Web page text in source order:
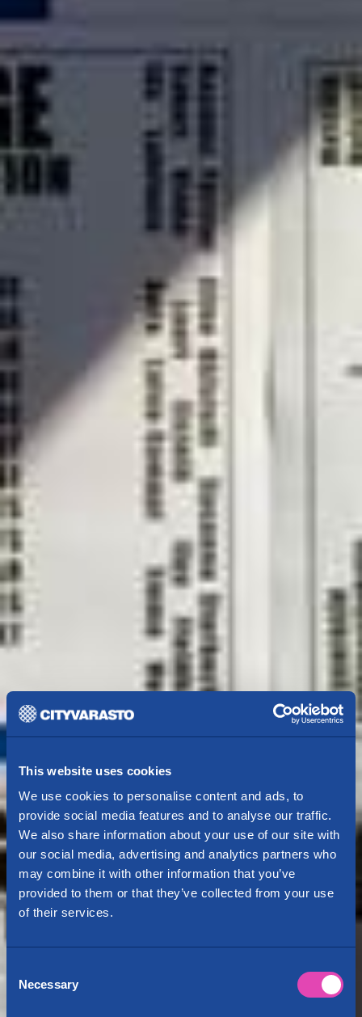
This website uses cookies
We use cookies to personalise content and ads, to
provide social media features and to analyse our traffic.
We also share information about your use of our site with
our social media, advertising and analytics partners who
may combine it with other information that you’ve
provided to them or that they’ve collected from your use
of their services.
Selection
Necessary